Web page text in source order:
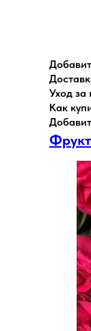
Уход за
Как